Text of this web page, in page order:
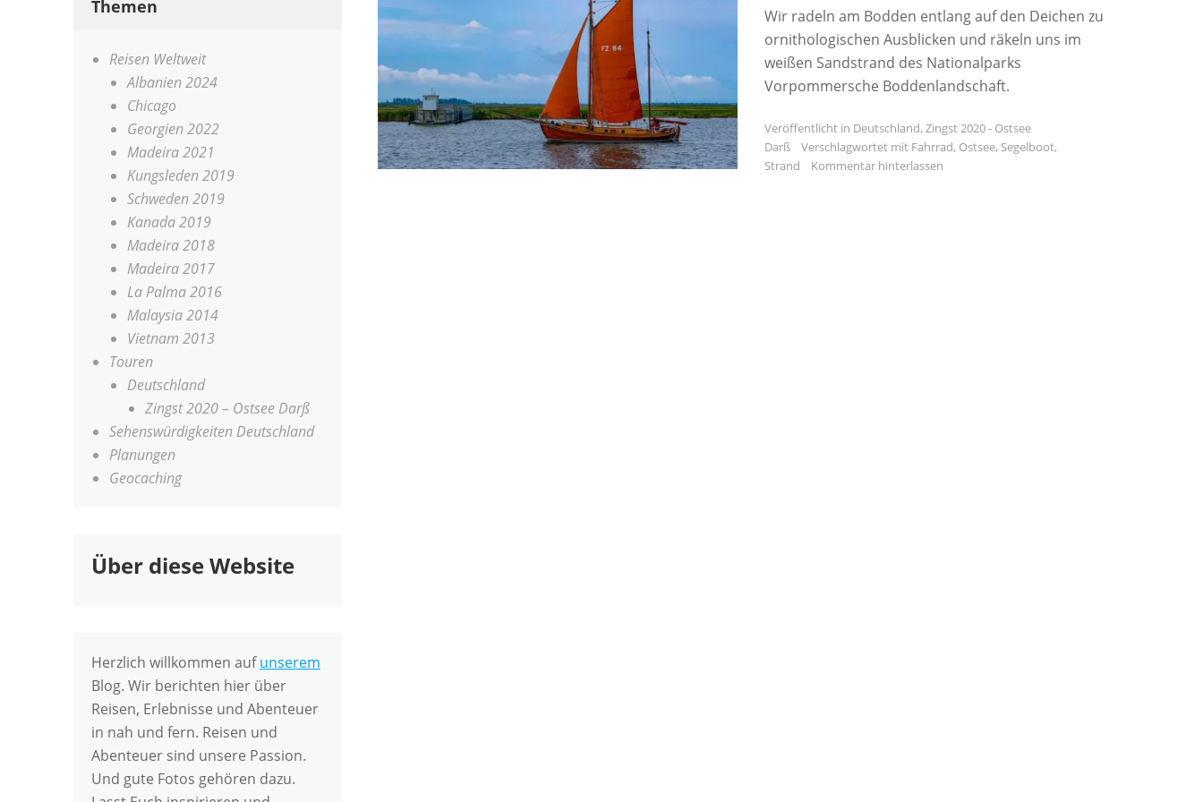
Wir radeln am Bodden entlang auf den Deichen zu
ornithologischen Ausblicken und räkeln uns im
weißen Sandstrand des Nationalparks
Vorpommersche Boddenlandschaft.
Veröffentlicht in Deutschland, Zingst 2020 - Ostsee
Darß
Verschlagwortet mit Fahrrad, Ostsee, Segelboot,
Strand
Kommentar hinterlassen
Themen
Reisen Weltweit
Albanien 2024
Chicago
Georgien 2022
Madeira 2021
Kungsleden 2019
Schweden 2019
Kanada 2019
Madeira 2018
Madeira 2017
La Palma 2016
Malaysia 2014
Vietnam 2013
Touren
Deutschland
Zingst 2020 – Ostsee Darß
Sehenswürdigkeiten Deutschland
Planungen
Geocaching
Über diese Website
Herzlich willkommen aufunserem
Blog. Wir berichten hier über
Reisen, Erlebnisse und Abenteuer
in nah und fern. Reisen und
Abenteuer sind unsere Passion.
Und gute Fotos gehören dazu.